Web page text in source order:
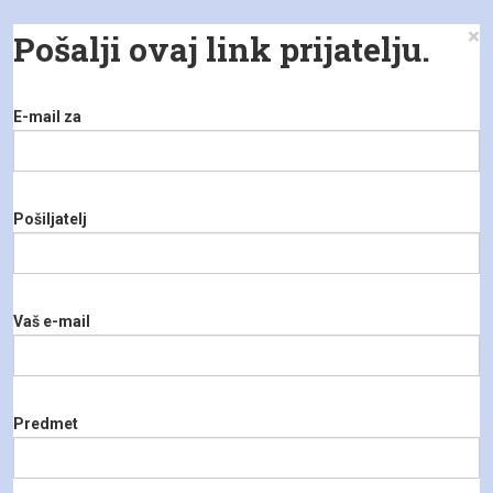
Pošalji ovaj link prijatelju. ×
E-mail za
Pošiljatelj
Vaš e-mail
Predmet